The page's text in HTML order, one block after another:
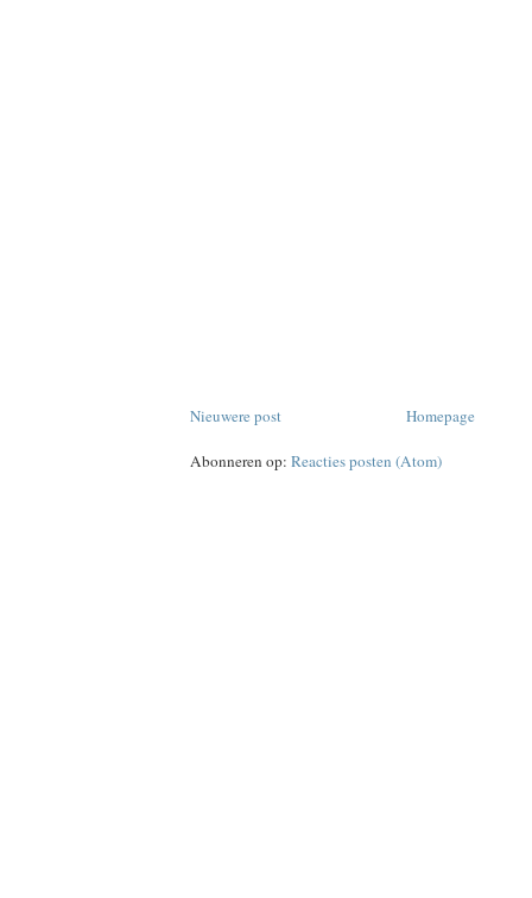
Nieuwere post Homepage
Abonneren op: Reacties posten (Atom)